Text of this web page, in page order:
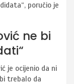
poručio je
ne bi
je ocijenio da ni
trebalo da